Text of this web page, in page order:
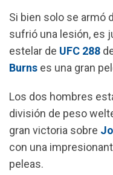
Si bien solo se armó
sufrió una lesión, es
estelar de UFC 288
Burns es una gran
Los dos hombres
división de peso
gran victoria sobre
con una
peleas.